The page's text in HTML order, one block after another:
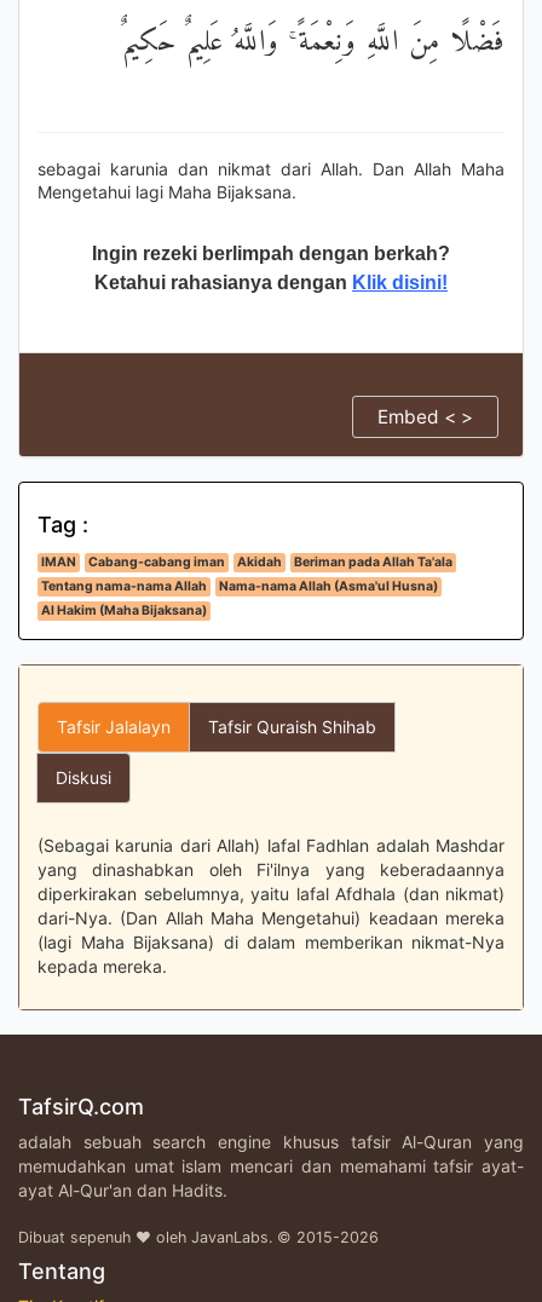
فَضْلًا مِنَ اللَّهِ وَنِعْمَةً ۚ وَاللَّهُ عَلِيمٌ حَكِيمٌ
sebagai karunia dan nikmat dari Allah. Dan Allah Maha
Mengetahui lagi Maha Bijaksana.
Ingin rezeki berlimpah dengan berkah?
Ketahui rahasianya dengan Klik disini!
Embed < >
Tag :
IMAN Cabang-cabang iman Akidah
Beriman pada Allah Ta'ala
Tentang nama-nama Allah
Nama-nama Allah (Asma'ul Husna)
Al Hakim (Maha Bijaksana)
Tafsir Jalalayn Tafsir Quraish Shihab
Diskusi
(Sebagai karunia dari Allah) lafal Fadhlan adalah Mashdar
yang dinashabkan oleh Fi'ilnya yang keberadaannya
diperkirakan sebelumnya, yaitu lafal Afdhala (dan nikmat)
dari-Nya. (Dan Allah Maha Mengetahui) keadaan mereka
(lagi Maha Bijaksana) di dalam memberikan nikmat-Nya
kepada mereka.
TafsirQ.com
adalah sebuah search engine khusus tafsir Al-Quran yang
memudahkan umat islam mencari dan memahami tafsir ayat-
ayat Al-Qur'an dan Hadits.
Dibuat sepenuh ♥ oleh JavanLabs. © 2015-2026
Tentang